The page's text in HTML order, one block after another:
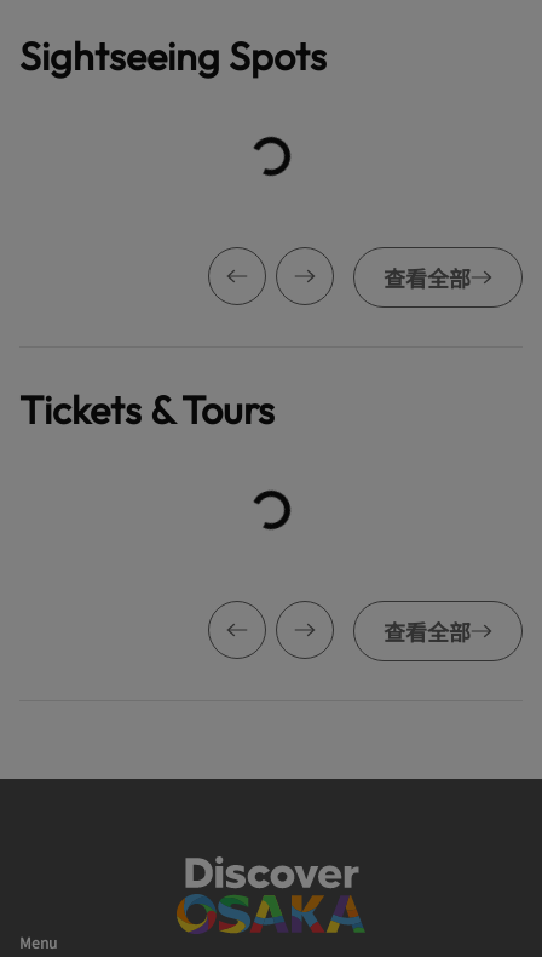
Sightseeing Spots
查看全部
Tickets & Tours
查看全部
Menu